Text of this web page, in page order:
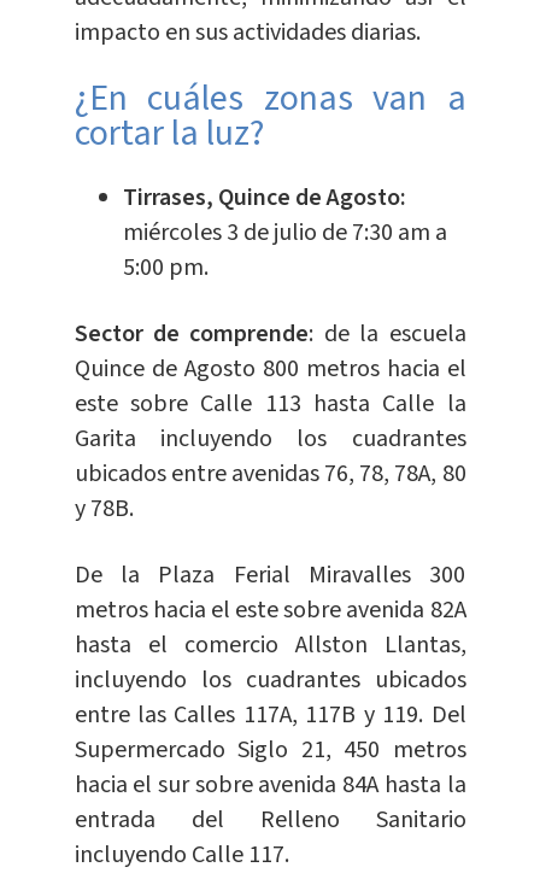
impacto en sus actividades diarias.
¿En cuáles zonas van a
cortar la luz?
Tirrases, Quince de Agosto:
miércoles 3 de julio de 7:30 am a
5:00 pm.
Sector de comprende: de la escuela
Quince de Agosto 800 metros hacia el
este sobre Calle 113 hasta Calle la
Garita incluyendo los cuadrantes
ubicados entre avenidas 76, 78, 78A, 80
y 78B.
De la Plaza Ferial Miravalles 300
metros hacia el este sobre avenida 82A
hasta el comercio Allston Llantas,
incluyendo los cuadrantes ubicados
entre las Calles 117A, 117B y 119. Del
Supermercado Siglo 21, 450 metros
hacia el sur sobre avenida 84A hasta la
entrada del Relleno Sanitario
incluyendo Calle 117.